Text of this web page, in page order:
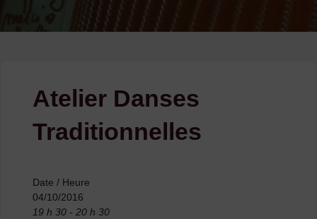
Atelier Danses
Traditionnelles
Date / Heure
04/10/2016
19 h 30 - 20 h 30